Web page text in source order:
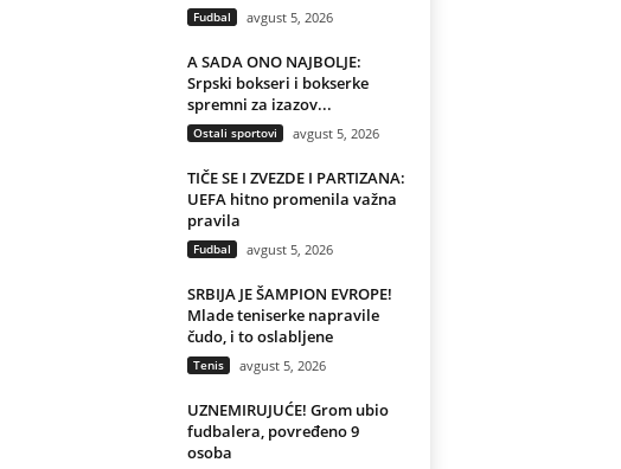
Fudbal avgust 5, 2026
A SADA ONO NAJBOLJE:
Srpski bokseri i bokserke
spremni za izazov...
Ostali sportovi avgust 5, 2026
TIČE SE I ZVEZDE I PARTIZANA:
UEFA hitno promenila važna
pravila
Fudbal avgust 5, 2026
SRBIJA JE ŠAMPION EVROPE!
Mlade teniserke napravile
čudo, i to oslabljene
Tenis avgust 5, 2026
UZNEMIRUJUĆE! Grom ubio
fudbalera, povređeno 9
osoba